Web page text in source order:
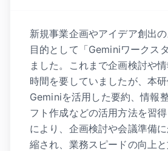
新規事業企画やアイデア創出
目的として「Geminiワークス
ました。これまで企画検討や
時間を要していましたが、本
Geminiを活用した要約、情報
フト作成などの活用方法を習
により、企画検討や会議準備
縮され、業務スピードの向上